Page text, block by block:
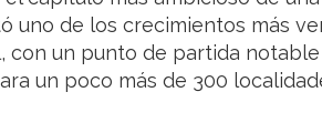
uno de los crecimientos más
con un punto de partida
un poco más de 300